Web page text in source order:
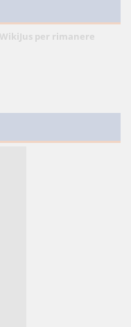
per rimanere